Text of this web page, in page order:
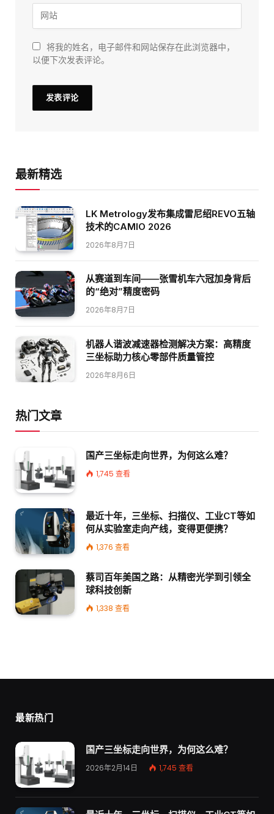
将我的姓名，电子邮件和网站保存在此浏览器中，
以便下次发表评论。
最新精选
LK Metrology发布集成雷尼绍REVO五轴
技术的CAMIO 2026
2026年8月7日
从赛道到车间——张雪机车六冠加身背后
的“绝对”精度密码
2026年8月7日
机器人谐波减速器检测解决方案：高精度
三坐标助力核心零部件质量管控
2026年8月6日
热门文章
国产三坐标走向世界，为何这么难？
1,745 查看
最近十年，三坐标、扫描仪、工业CT等如
何从实验室走向产线，变得更便携？
1,376 查看
蔡司百年美国之路：从精密光学到引领全
球科技创新
1,338 查看
最新热门
国产三坐标走向世界，为何这么难？
2026年2月14日 1,745 查看